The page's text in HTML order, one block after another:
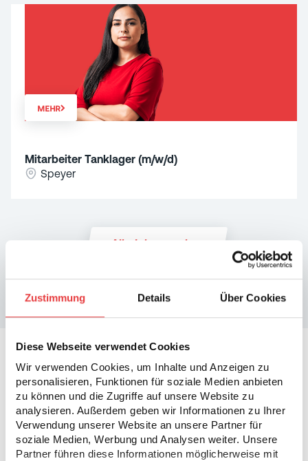
Zustimmung Details Über Cookies
Diese Webseite verwendet Cookies
Wir verwenden Cookies, um Inhalte und Anzeigen zu
personalisieren, Funktionen für soziale Medien anbieten
zu können und die Zugriffe auf unsere Website zu
analysieren. Außerdem geben wir Informationen zu Ihrer
Verwendung unserer Website an unsere Partner für
soziale Medien, Werbung und Analysen weiter. Unsere
Partner führen diese Informationen möglicherweise mit
MEHR
Mitarbeiter Tanklager (m/w/d)
Speyer
Alle Jobs ansehen
Noch nicht überzeugt?
Gute Gründe gibt es hier: